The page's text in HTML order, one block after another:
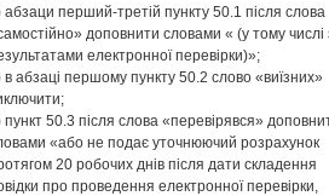
абзаци перший-третій пункту 50.1 після слова
доповнити словами « (у тому числі
електронної перевірки)»;
в абзаці першому пункту 50.2 слово «виїзних»
пункт 50.3 після слова «перевірявся»
«або не подає уточнюючий розрахунок
20 робочих днів після дати складення
про проведення електронної перевірки,